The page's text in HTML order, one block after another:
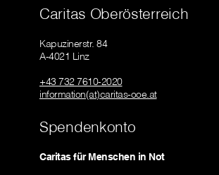
Caritas Oberösterreich
Kapuzinerstr. 84
A-4021 Linz
+43 732 7610-2020
information(at)caritas-ooe.at
Spendenkonto
Caritas für Menschen in Not